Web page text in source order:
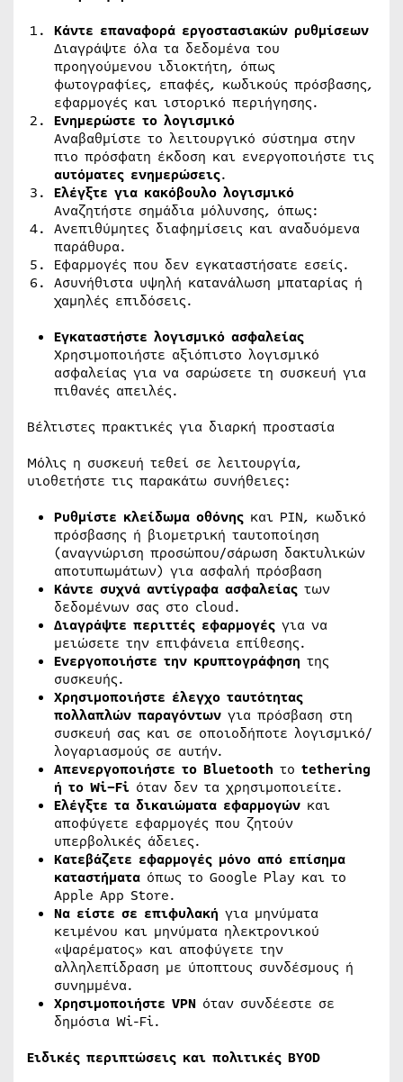
Κάντε επαναφορά εργοστασιακών ρυθμίσεων
Διαγράψτε όλα τα δεδομένα του
προηγούμενου ιδιοκτήτη, όπως
φωτογραφίες, επαφές, κωδικούς πρόσβασης,
εφαρμογές και ιστορικό περιήγησης.
Ενημερώστε το λογισμικό
Αναβαθμίστε το λειτουργικό σύστημα στην
πιο πρόσφατη έκδοση και ενεργοποιήστε τις
αυτόματες ενημερώσεις.
Ελέγξτε για κακόβουλο λογισμικό
Αναζητήστε σημάδια μόλυνσης, όπως:
Ανεπιθύμητες διαφημίσεις και αναδυόμενα
παράθυρα.
Εφαρμογές που δεν εγκαταστήσατε εσείς.
Ασυνήθιστα υψηλή κατανάλωση μπαταρίας ή
χαμηλές επιδόσεις.
Εγκαταστήστε λογισμικό ασφαλείας
Χρησιμοποιήστε αξιόπιστο λογισμικό
ασφαλείας για να σαρώσετε τη συσκευή για
πιθανές απειλές.
Βέλτιστες πρακτικές για διαρκή προστασία
Μόλις η συσκευή τεθεί σε λειτουργία,
υιοθετήστε τις παρακάτω συνήθειες:
Ρυθμίστε κλείδωμα οθόνης και PIN, κωδικό
πρόσβασης ή βιομετρική ταυτοποίηση
(αναγνώριση προσώπου/σάρωση δακτυλικών
αποτυπωμάτων) για ασφαλή πρόσβαση
Κάντε συχνά αντίγραφα ασφαλείας των
δεδομένων σας στο cloud.
Διαγράψτε περιττές εφαρμογές για να
μειώσετε την επιφάνεια επίθεσης.
Ενεργοποιήστε την κρυπτογράφηση της
συσκευής.
Χρησιμοποιήστε έλεγχο ταυτότητας
πολλαπλών παραγόντων για πρόσβαση στη
συσκευή σας και σε οποιοδήποτε λογισμικό/
λογαριασμούς σε αυτήν.
Απενεργοποιήστε το Bluetooth το tethering
ή το Wi–Fi όταν δεν τα χρησιμοποιείτε.
Ελέγξτε τα δικαιώματα εφαρμογών και
αποφύγετε εφαρμογές που ζητούν
υπερβολικές άδειες.
Κατεβάζετε εφαρμογές μόνο από επίσημα
καταστήματα όπως το Google Play και το
Apple App Store.
Να είστε σε επιφυλακή για μηνύματα
κειμένου και μηνύματα ηλεκτρονικού
«ψαρέματος» και αποφύγετε την
αλληλεπίδραση με ύποπτους συνδέσμους ή
συνημμένα.
Χρησιμοποιήστε VPN όταν συνδέεστε σε
δημόσια Wi-Fi.
Ειδικές περιπτώσεις και πολιτικές BYOD